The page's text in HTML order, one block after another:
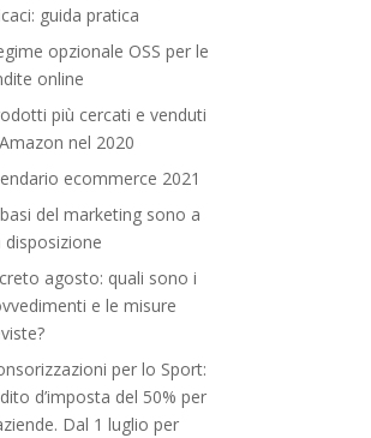
guida pratica
opzionale OSS per le
online
più cercati e venduti
nel 2020
ecommerce 2021
del marketing sono a
disposizione
agosto: quali sono i
e le misure
per lo Sport:
d’imposta del 50% per
Dal 1 luglio per